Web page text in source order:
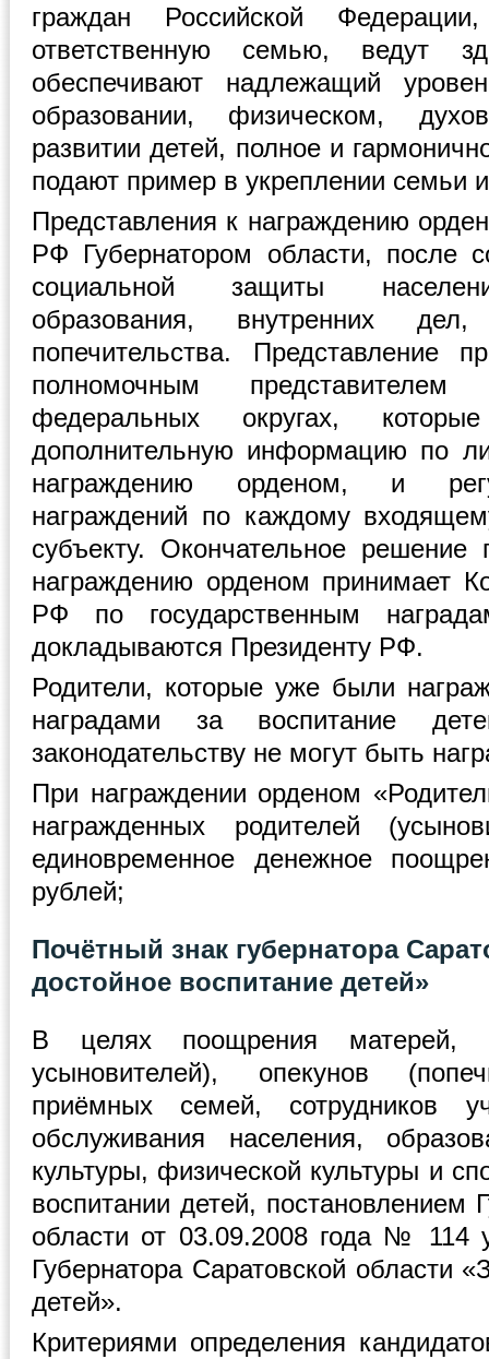
граждан Российской
ответственную семью, ведут
обеспечивают надлежащий
образовании, физическом,
развитии детей, полное и
подают пример в укреплении семьи
Представления к награждению
РФ Губернатором области, после
социальной защиты
образования, внутренних
попечительства. Представление
полномочным
федеральных округах,
дополнительную информацию по
награждению орденом, и
награждений по каждому
субъекту. Окончательное решение
награждению орденом принимает
РФ по государственным
докладываются Президенту РФ.
Родители, которые уже были
наградами за воспитание
законодательству не могут быть
При награждении орденом
награжденных родителей
единовременное денежное
рублей;
Почётный знак губернатора
достойное воспитание детей»
В целях поощрения
усыновителей), опекунов
приёмных семей, сотрудников
обслуживания населения,
культуры, физической культуры и
воспитании детей, постановлением
области от 03.09.2008 года № 114
Губернатора Саратовской области
детей».
Критериями определения